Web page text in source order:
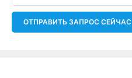
ОТПРАВИТЬ ЗАПРОС СЕЙЧАС